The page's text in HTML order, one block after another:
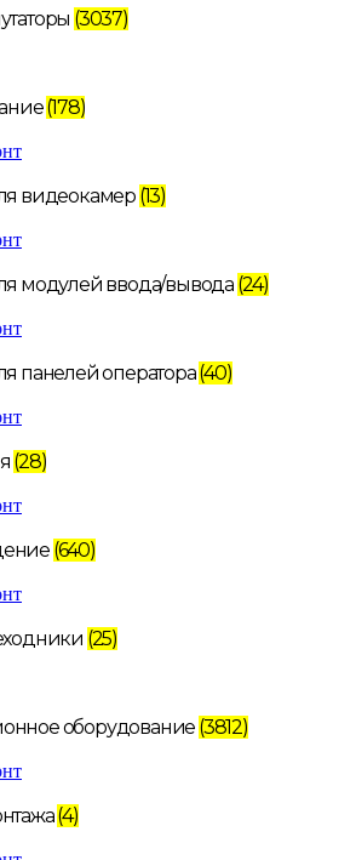
(3037)
(178)
видеокамер (13)
модулей ввода/вывода (24)
панелей оператора(40)
(28)
(640)
(25)
оборудование (3812)
(4)